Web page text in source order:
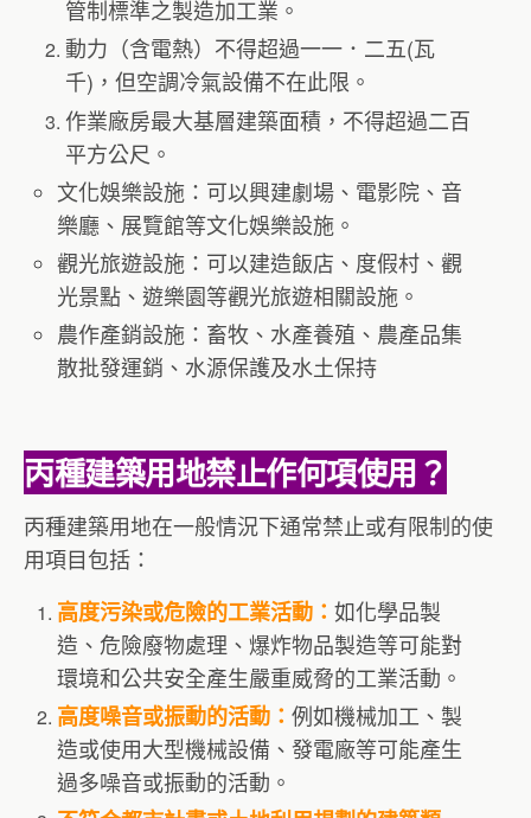
管制標準之製造加工業。
動力（含電熱）不得超過一一．二五(瓦
千)，但空調冷氣設備不在此限。
作業廠房最大基層建築面積，不得超過二百
平方公尺。
文化娛樂設施：可以興建劇場、電影院、音
樂廳、展覽館等文化娛樂設施。
觀光旅遊設施：可以建造飯店、度假村、觀
光景點、遊樂園等觀光旅遊相關設施。
農作產銷設施：畜牧、水產養殖、農產品集
散批發運銷、水源保護及水土保持
丙種建築用地禁止作何項使用？
丙種建築用地在一般情況下通常禁止或有限制的使
用項目包括：
高度污染或危險的工業活動：如化學品製
造、危險廢物處理、爆炸物品製造等可能對
環境和公共安全產生嚴重威脅的工業活動。
高度噪音或振動的活動：例如機械加工、製
造或使用大型機械設備、發電廠等可能產生
過多噪音或振動的活動。